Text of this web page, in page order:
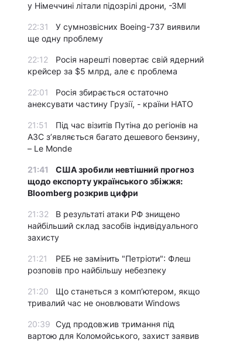
у Німеччині літали підозрілі дрони, -ЗМІ
22:31
У сумнозвісних Boeing-737 виявили
ще одну проблему
22:12
Росія нарешті повертає свій ядерний
крейсер за $5 млрд, але є проблема
22:01
Росія збирається остаточно
анексувати частину Грузії, - країни НАТО
21:51
Під час візитів Путіна до регіонів на
АЗС з’являється багато дешевого бензину,
– Le Monde
21:41
США зробили невтішний прогноз
щодо експорту українського збіжжя:
Bloomberg розкрив цифри
21:32
В результаті атаки РФ знищено
найбільший склад засобів індивідуального
захисту
21:21
РЕБ не замінить "Петріоти": Флеш
розповів про найбільшу небезпеку
21:20
Що станеться з комп’ютером, якщо
тривалий час не оновлювати Windows
20:39 Суд продовжив тримання під
вартою для Коломойського, захист заявив